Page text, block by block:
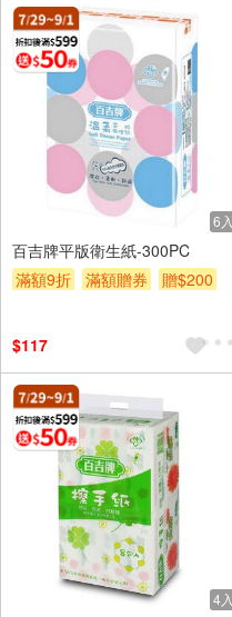
6入
百吉牌平版衛生紙-300PC
滿額9折
滿額贈券 贈$200
$117
4入